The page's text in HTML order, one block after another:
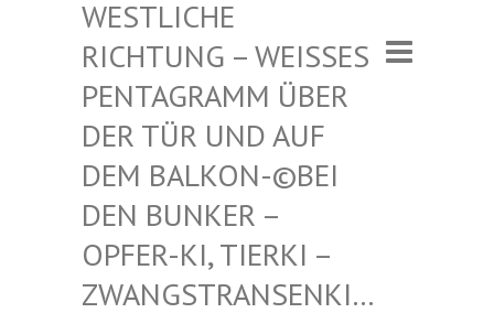
CHE RICHTU
NG – WEISSES PENTAGR
AMM ÜBER DER TÜR
UND AUF DEM BAL
KON-©BEI DEN BUN
KER – OPFER-K
I, TIERKI – ZWANGST
RANSENKI… – ZWANG